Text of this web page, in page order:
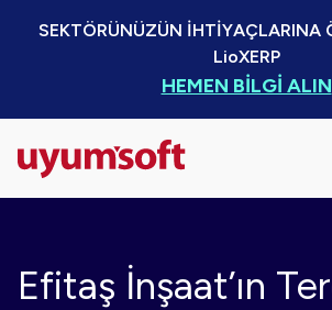
SEKTÖRÜNÜZÜN İHTİYAÇLARINA
LioXERP
HEMEN BİLGİ ALIN
Efitaş İnşaat’ın